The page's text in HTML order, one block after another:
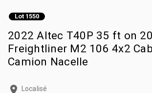
Lot 1550
2022 Altec T40P 35 ft on
Freightliner M2 106 4x2
Camion Nacelle
Localisé